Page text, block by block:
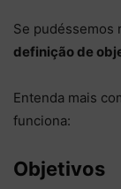
Se pudéssemos
definição de
Entenda mais
funciona:
Objetivos